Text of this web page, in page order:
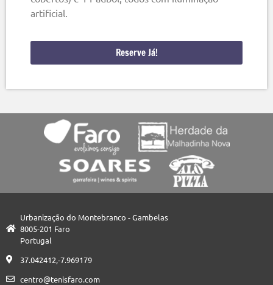
artificial.
Reserve Já!
Urbanização do Montebranco - Gambelas
8005-201 Faro
Portugal
37.042412,-7.969179
centro@tenisfaro.com